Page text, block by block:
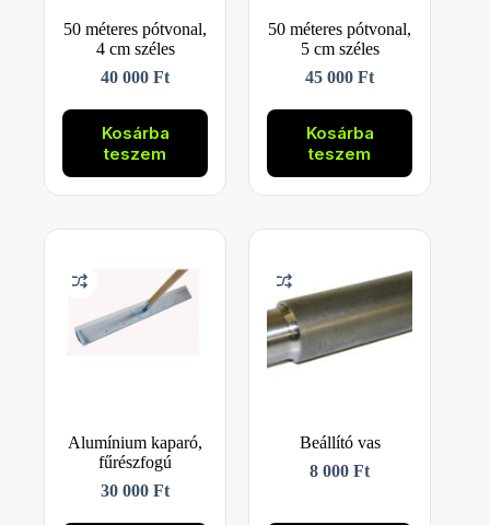
50 méteres pótvonal,
4 cm széles
40 000Ft
Kosárba
teszem
50 méteres pótvonal,
5 cm széles
45 000Ft
Kosárba
teszem
Alumínium kaparó,
fűrészfogú
30 000Ft
Beállító vas
8 000Ft